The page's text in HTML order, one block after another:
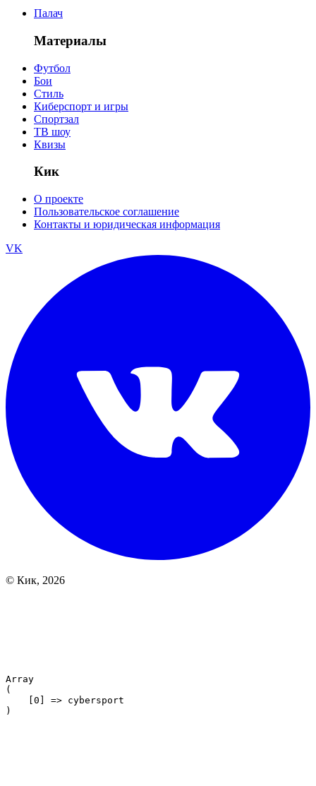
Палач
Материалы
Футбол
Бои
Стиль
Киберспорт и игры
Спортзал
ТВ шоу
Квизы
Кик
О проекте
Пользовательское соглашение
Контакты и юридическая информация
VK
© Кик, 2026
Array
(
    [0] => cybersport